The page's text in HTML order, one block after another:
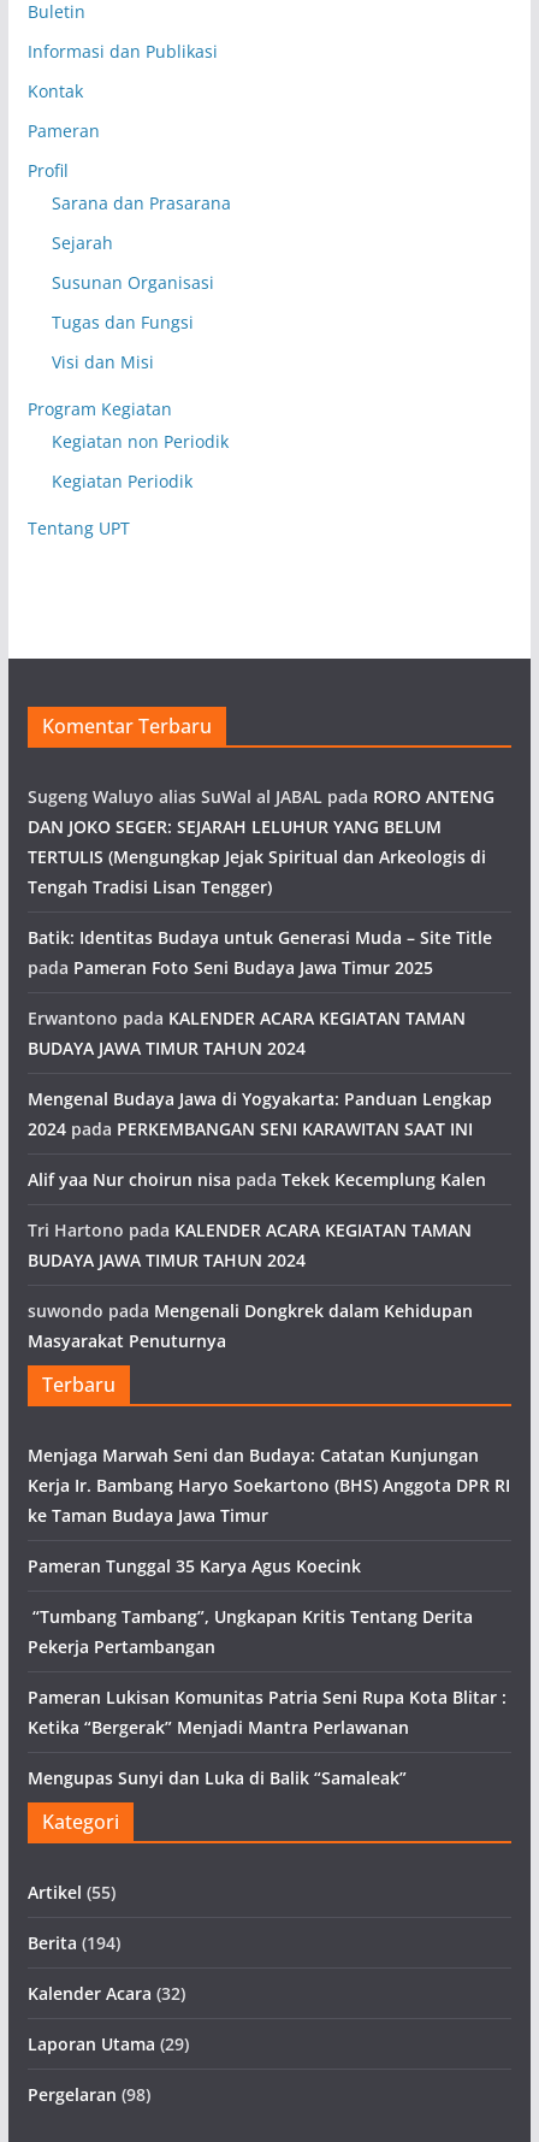
Buletin
Informasi dan Publikasi
Kontak
Pameran
Profil
Sarana dan Prasarana
Sejarah
Susunan Organisasi
Tugas dan Fungsi
Visi dan Misi
Program Kegiatan
Kegiatan non Periodik
Kegiatan Periodik
Tentang UPT
Komentar Terbaru
Sugeng Waluyo alias SuWal al JABAL pada RORO ANTENG
DAN JOKO SEGER: SEJARAH LELUHUR YANG BELUM
TERTULIS (Mengungkap Jejak Spiritual dan Arkeologis di
Tengah Tradisi Lisan Tengger)
Batik: Identitas Budaya untuk Generasi Muda – Site Title
pada Pameran Foto Seni Budaya Jawa Timur 2025
Erwantono pada KALENDER ACARA KEGIATAN TAMAN
BUDAYA JAWA TIMUR TAHUN 2024
Mengenal Budaya Jawa di Yogyakarta: Panduan Lengkap
2024pada PERKEMBANGAN SENI KARAWITAN SAAT INI
Alif yaa Nur choirun nisa pada Tekek Kecemplung Kalen
Tri Hartono pada KALENDER ACARA KEGIATAN TAMAN
BUDAYA JAWA TIMUR TAHUN 2024
suwondo pada Mengenali Dongkrek dalam Kehidupan
Masyarakat Penuturnya
Terbaru
Menjaga Marwah Seni dan Budaya: Catatan Kunjungan
Kerja Ir. Bambang Haryo Soekartono (BHS) Anggota DPR RI
ke Taman Budaya Jawa Timur
Pameran Tunggal 35 Karya Agus Koecink
“Tumbang Tambang”, Ungkapan Kritis Tentang Derita
Pekerja Pertambangan
Pameran Lukisan Komunitas Patria Seni Rupa Kota Blitar :
Ketika “Bergerak” Menjadi Mantra Perlawanan
Mengupas Sunyi dan Luka di Balik “Samaleak”
Kategori
Artikel (55)
Berita (194)
Kalender Acara (32)
Laporan Utama (29)
Pergelaran (98)